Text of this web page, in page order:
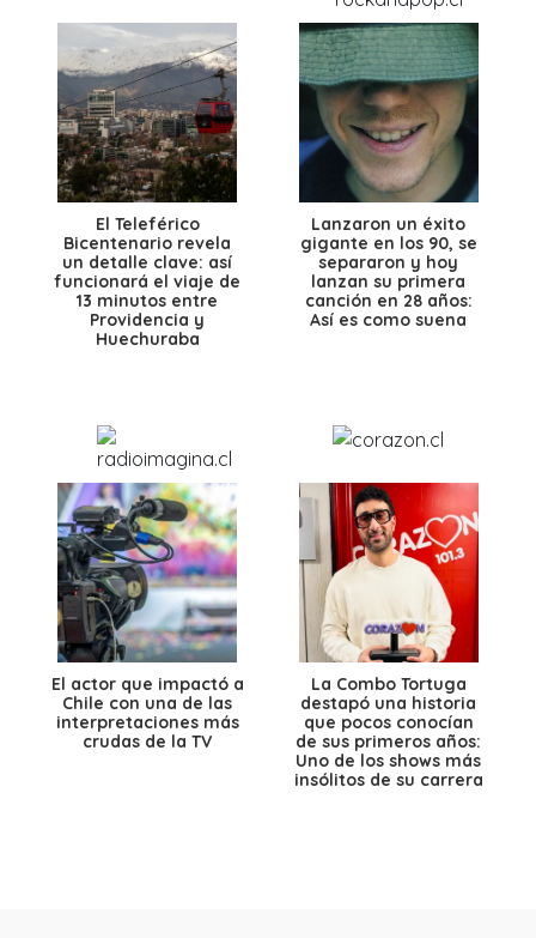
El Teleférico
Bicentenario revela
un detalle clave: así
funcionará el viaje de
13 minutos entre
Providencia y
Huechuraba
Lanzaron un éxito
gigante en los 90, se
separaron y hoy
lanzan su primera
canción en 28 años:
Así es como suena
El actor que impactó a
Chile con una de las
interpretaciones más
crudas de la TV
La Combo Tortuga
destapó una historia
que pocos conocían
de sus primeros años:
Uno de los shows más
insólitos de su carrera